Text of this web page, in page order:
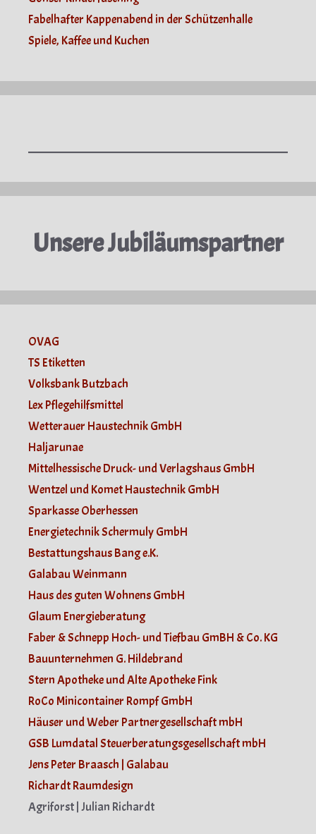
Fabelhafter Kappenabend in der Schützenhalle
Spiele, Kaffee und Kuchen
Unsere Jubiläumspartner
OVAG
TS Etiketten
Volksbank Butzbach
Lex Pflegehilfsmittel
Wetterauer Haustechnik GmbH
Haljarunae
Mittelhessische Druck- und Verlagshaus GmbH
Wentzel und Komet Haustechnik GmbH
Sparkasse Oberhessen
Energietechnik Schermuly GmbH
Bestattungshaus Bang e.K.
Galabau Weinmann
Haus des guten Wohnens GmbH
Glaum Energieberatung
Faber & Schnepp Hoch- und Tiefbau GmBH & Co. KG
Bauunternehmen G. Hildebrand
Stern Apotheke und Alte Apotheke Fink
RoCo Minicontainer Rompf GmbH
Häuser und Weber Partnergesellschaft mbH
GSB Lumdatal Steuerberatungsgesellschaft mbH
Jens Peter Braasch | Galabau
Richardt Raumdesign
Agriforst | Julian Richardt